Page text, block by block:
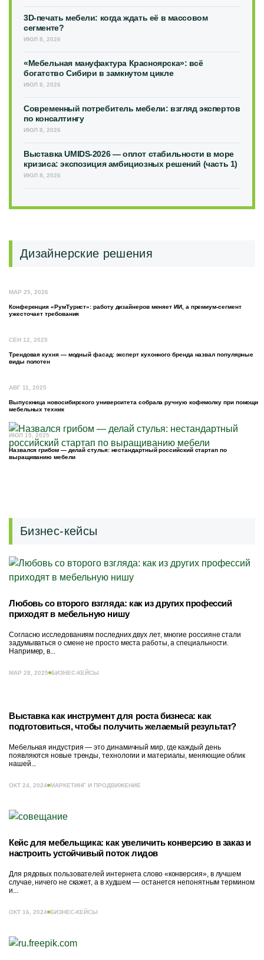
3D-печать мебели: когда ждать её в массовом
сегменте?
ИЮЛ 8, 2026
«Мебельная мануфактура Красноярска»: всё
богатство Сибири в замкнутом цикле
ИЮЛ 8, 2026
Современный потребитель мебели: взгляд экспертов
по консалтингу
ИЮЛ 8, 2026
Выставка UMIDS-2026 — оплот стабильности в море
кризиса: экспозиция амбициозных решений (часть 1)
ИЮЛ 8, 2026
Дизайнерские решения
МАР 25, 2026
Конференция «РумТурист»: работу дизайнеров меняет ИИ, а премиум-сегмент
ужесточает требования
СЕН 12, 2025
Трендовая кухня — модный фасад: эксперт кухонного бренда назвал популярные
виды полотен
АВГ 11, 2025
Выпускница новосибирского университета собрала ручную кофемолку при помощи
мебельных техник
ИЮЛ 15, 2025
Назвался грибом — делай стулья: нестандартный российский стартап по
выращиванию мебели
Бизнес-кейсы
Любовь со второго взгляда: как из других профессий
приходят в мебельную нишу
Согласно исследованиям последних двух лет, многие россияне стали
задумываться о смене не просто места работы, а специальности.
Например, в...
МАР 28, 2025 БИЗНЕС-КЕЙСЫ
Выставка как инструмент для роста бизнеса: как
подготовиться, чтобы получить желаемый результат?
Мебельная индустрия — это динамичный мир, где каждый день
появляются новые тренды, технологии и материалы, меняющие облик
нашей...
ОКТ 24, 2024 МАРКЕТИНГ И ПРОДВИЖЕНИЕ
Кейс для мебельщика: как увеличить конверсию в заказ и
настроить устойчивый поток лидов
Для рядовых пользователей интернета слово «конверсия», в лучшем
случае, ничего не скажет, а в худшем — останется непонятным термином
и...
ОКТ 16, 2024 БИЗНЕС-КЕЙСЫ